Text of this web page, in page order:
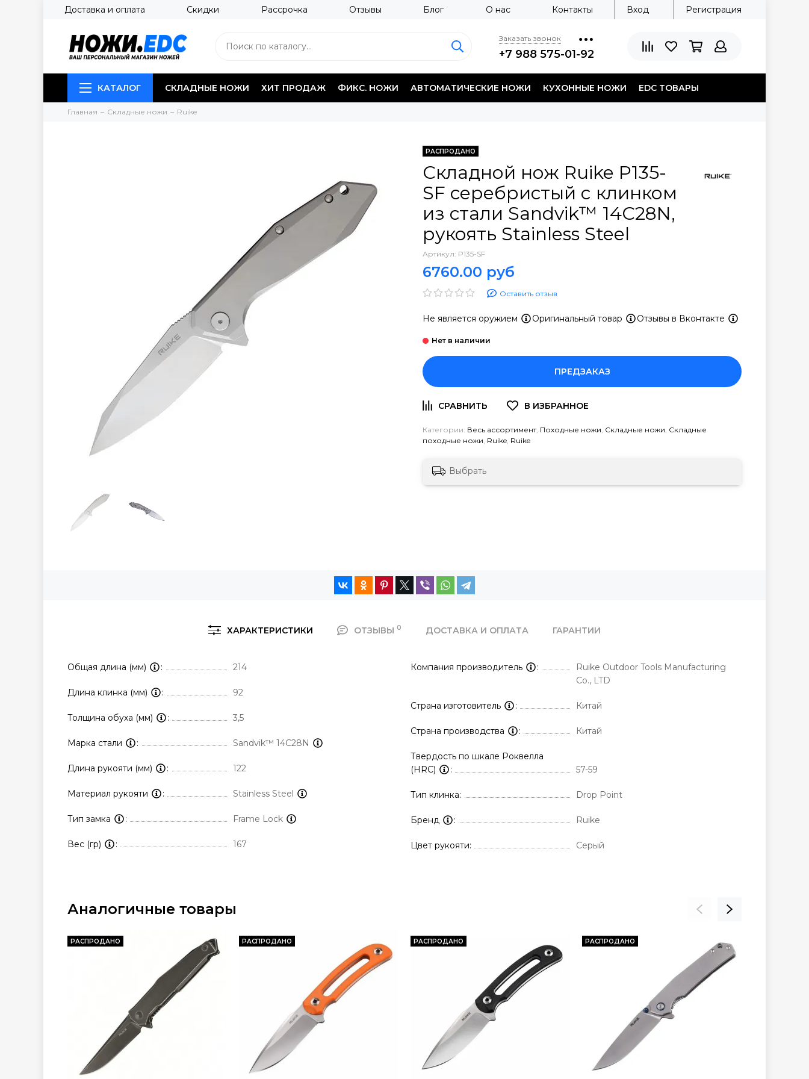
Доставка и оплата Скидки Рассрочка Отзывы Блог О нас Контакты Вход Регистрация
Заказать звонок
+7 988 575-01-92
КАТАЛОГ СКЛАДНЫЕ НОЖИ ХИТ ПРОДАЖ ФИКС. НОЖИ АВТОМАТИЧЕСКИЕ НОЖИ КУХОННЫЕ НОЖИ EDC ТОВАРЫ
Главная Складные ножи Ruike
РАСПРОДАНО
Складной нож Ruike P135-
SF серебристый c клинком
из стали Sandvik™ 14C28N,
рукоять Stainless Steel
Артикул: P135-SF
6760.00 руб
Оставить отзыв
Не является оружием Оригинальный товар Отзывы в Вконтакте
ПРЕДЗАКАЗ
Категории: Весь ассортимент, Походные ножи Складные ножи Складные
походные ножи Ruike Ruike
Выбрать
ХАРАКТЕРИСТИКИ ОТЗЫВЫ 0 ДОСТАВКА И ОПЛАТА ГАРАНТИИ
Общая длина (мм) 214
Длина клинка (мм) 92
Толщина обуха (мм) 3,5
Марка стали Sandvik™ 14C28N
Длина рукояти (мм) 122
Материал рукояти Stainless Steel
Тип замка Frame Lock
Вес (гр) 167
Компания производитель
Ruike Outdoor Tools Manufacturing
Co., LTD
Страна изготовитель Китай
Страна производства Китай
Твердость по шкале Роквелла
(HRC)
57-59
Тип клинка Drop Point
Бренд Ruike
Цвет рукояти Серый
Аналогичные товары
РАСПРОДАНО РАСПРОДАНО РАСПРОДАНО РАСПРОДАНО